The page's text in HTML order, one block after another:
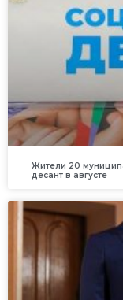
Жители 20
десант в августе